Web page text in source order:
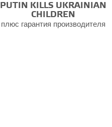
PUTIN KILLS UKRAINIAN
CHILDREN
плюс гарантия производителя